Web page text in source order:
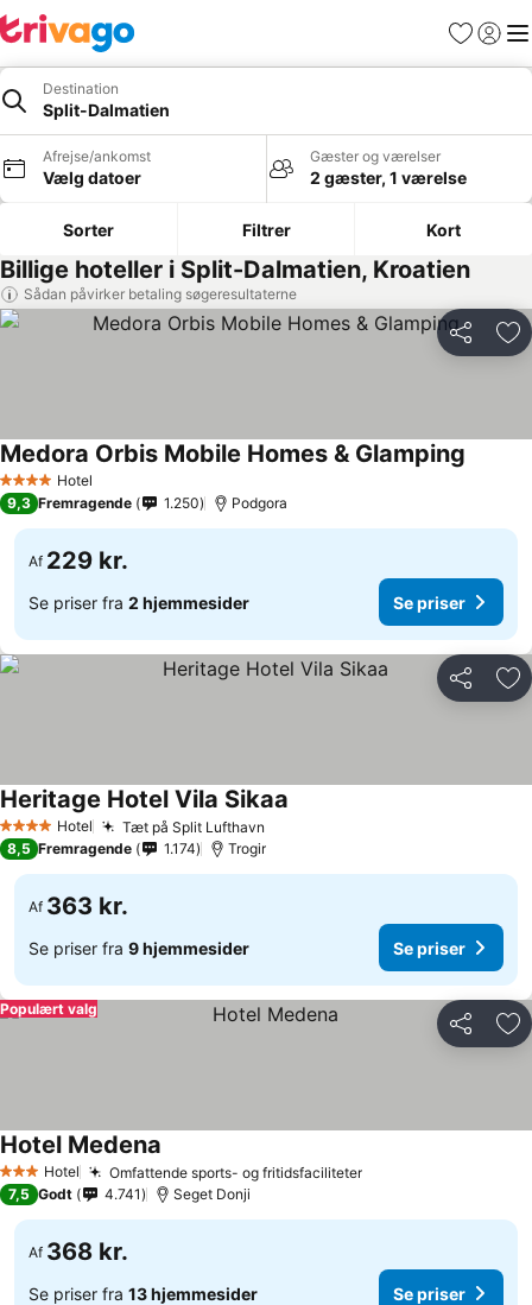
Favoritter
Log ind
Destination
Split-Dalmatien
Afrejse/ankomst
Vælg datoer
Gæster og værelser
2 gæster, 1 værelse
Sorter Filtrer Kort
Billige hoteller i Split-Dalmatien, Kroatien
Sådan påvirker betaling søgeresultaterne
Del
4 StjernerHotel
Medora Orbis Mobile Homes & Glamping
9,3 Fremragende 1.250 Podgora
Af 229 kr.
Se priser fra 2 hjemmesider Se priser
Del
4 StjernerHotel Tæt på Split Lufthavn
Heritage Hotel Vila Sikaa
8,5 Fremragende 1.174 Trogir
Af 363 kr.
Se priser fra 9 hjemmesider Se priser
Del
Populært valg
3 StjernerHotel Omfattende sports- og fritidsfaciliteter
Hotel Medena
7,5 Godt 4.741 Seget Donji
Af 368 kr.
Se priser fra 13 hjemmesider Se priser